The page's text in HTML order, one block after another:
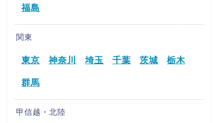
福島
関東
東京 神奈川 埼玉 千葉 茨城 栃木
群馬
甲信越・北陸